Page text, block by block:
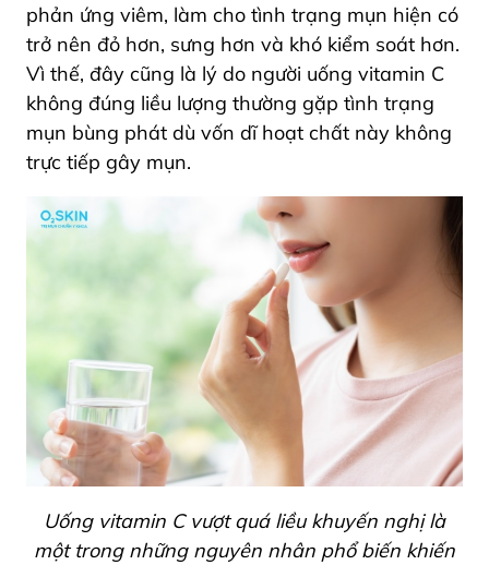
phản ứng viêm, làm cho tình trạng mụn hiện có
trở nên đỏ hơn, sưng hơn và khó kiểm soát hơn.
Vì thế, đây cũng là lý do người uống vitamin C
không đúng liều lượng thường gặp tình trạng
mụn bùng phát dù vốn dĩ hoạt chất này không
trực tiếp gây mụn.
Uống vitamin C vượt quá liều khuyến nghị là
một trong những nguyên nhân phổ biến khiến